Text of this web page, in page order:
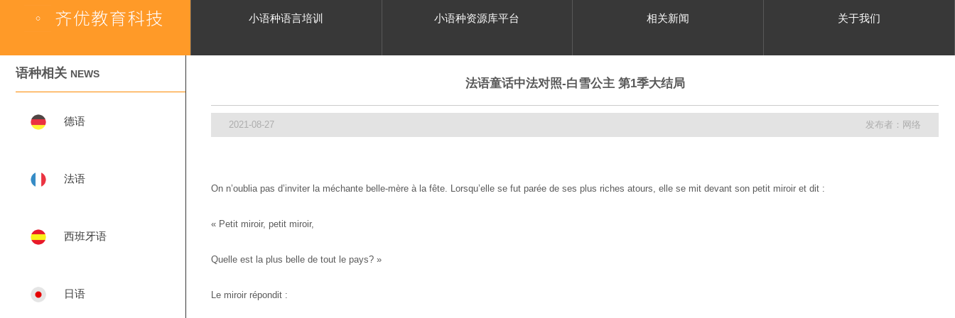
小语种语言培训 小语种资源库平台 相关新闻 关于我们
语种相关 NEWS
德语
法语
西班牙语
日语
法语童话中法对照-白雪公主 第1季大结局
2021-08-27 发布者：网络
On n’oublia pas d’inviter la méchante belle-mère à la fête. Lorsqu’elle se fut parée de ses plus riches atours, elle se mit devant son petit miroir et dit :
« Petit miroir, petit miroir,
Quelle est la plus belle de tout le pays? »
Le miroir répondit :